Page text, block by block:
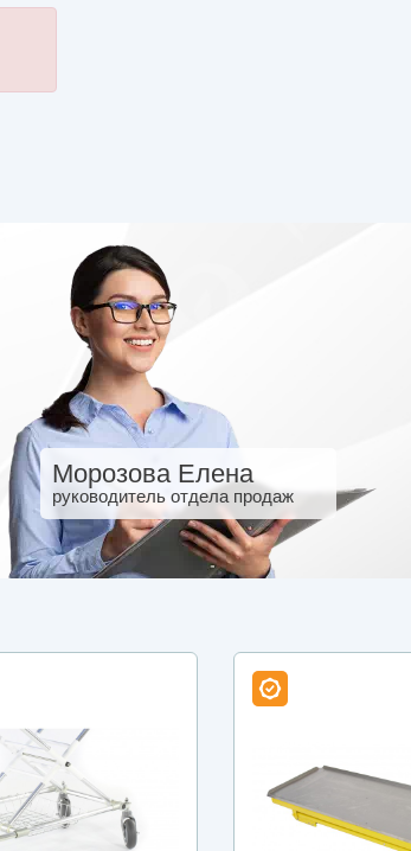
Морозова Елена
руководитель отдела продаж